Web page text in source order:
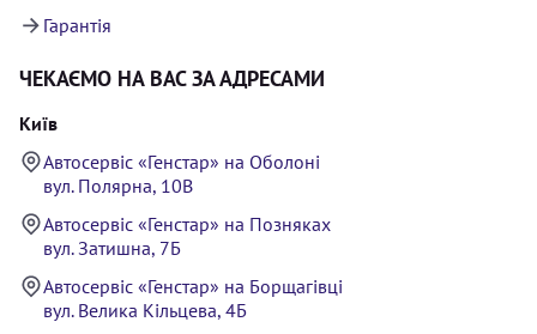
Гарантія
ЧЕКАЄМО НА ВАС ЗА АДРЕСАМИ
Київ
Автосервіс «Генстар» на Оболоні
вул. Полярна, 10В
Автосервіс «Генстар» на Позняках
вул. Затишна, 7Б
Автосервіс «Генстар» на Борщагівці
вул. Велика Кільцева, 4Б